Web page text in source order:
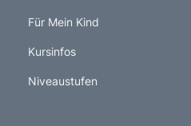
Für Mein Kind
Kursinfos
Niveaustufen